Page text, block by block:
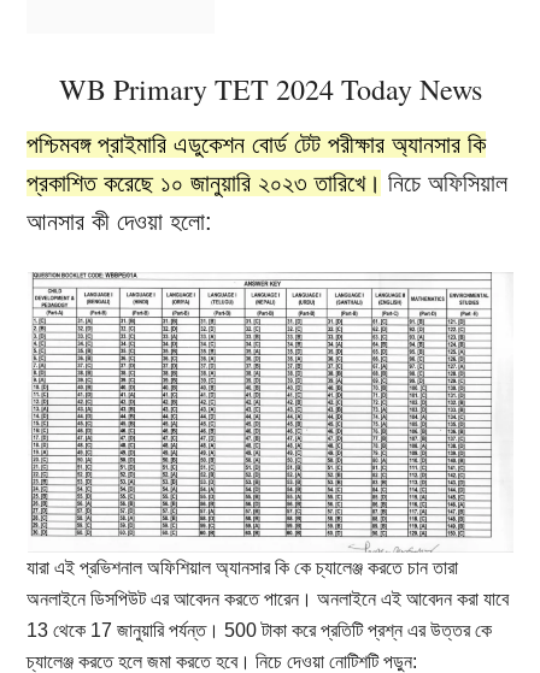
WB Primary TET 2024 Today News
পশ্চিমবঙ্গ প্রাইমারি এডুকেশন বোর্ড টেট পরীক্ষার অ্যানসার কি
প্রকাশিত করেছে ১০ জানুয়ারি ২০২৩ তারিখে। নিচে অফিসিয়াল
আনসার কী দেওয়া হলো:
যারা এই প্রভিশনাল অফিশিয়াল অ্যানসার কি কে চ্যালেঞ্জ করতে চান তারা
অনলাইনে ডিসপিউট এর আবেদন করতে পারেন। অনলাইনে এই আবেদন করা যাবে
13 থেকে 17 জানুয়ারি পর্যন্ত। 500 টাকা করে প্রতিটি প্রশ্ন এর উত্তর কে
চ্যালেঞ্জ করতে হলে জমা করতে হবে। নিচে দেওয়া নোটিশটি পড়ুন: